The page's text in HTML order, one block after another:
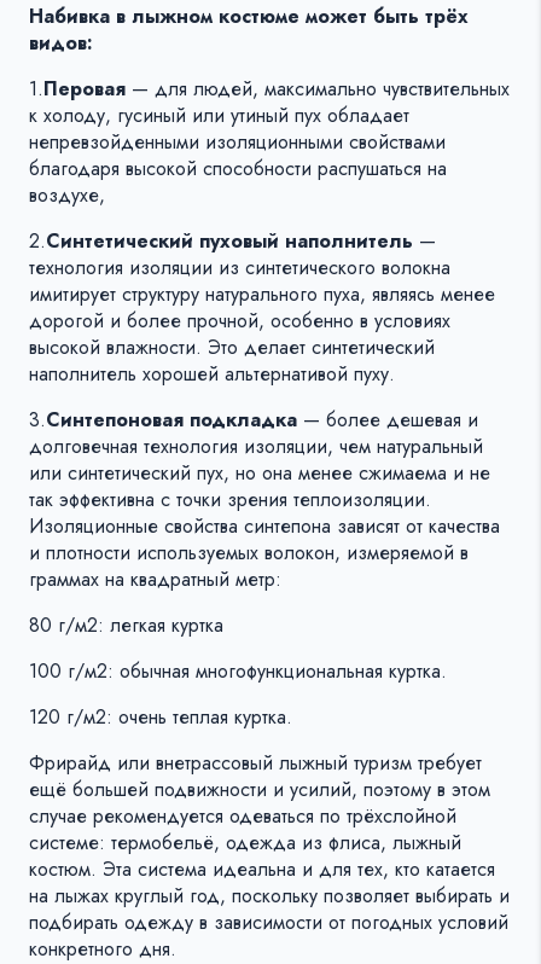
Набивка в лыжном костюме может быть трёх
видов:
1.Перовая — для людей, максимально чувствительных
к холоду, гусиный или утиный пух обладает
непревзойденными изоляционными свойствами
благодаря высокой способности распушаться на
воздухе,
2.Синтетический пуховый наполнитель —
технология изоляции из синтетического волокна
имитирует структуру натурального пуха, являясь менее
дорогой и более прочной, особенно в условиях
высокой влажности. Это делает синтетический
наполнитель хорошей альтернативой пуху.
3.Синтепоновая подкладка — более дешевая и
долговечная технология изоляции, чем натуральный
или синтетический пух, но она менее сжимаема и не
так эффективна с точки зрения теплоизоляции.
Изоляционные свойства синтепона зависят от качества
и плотности используемых волокон, измеряемой в
граммах на квадратный метр:
80 г/м2: легкая куртка
100 г/м2: обычная многофункциональная куртка.
120 г/м2: очень теплая куртка.
Фрирайд или внетрассовый лыжный туризм требует
ещё большей подвижности и усилий, поэтому в этом
случае рекомендуется одеваться по трёхслойной
системе: термобельё, одежда из флиса, лыжный
костюм. Эта система идеальна и для тех, кто катается
на лыжах круглый год, поскольку позволяет выбирать и
подбирать одежду в зависимости от погодных условий
конкретного дня.